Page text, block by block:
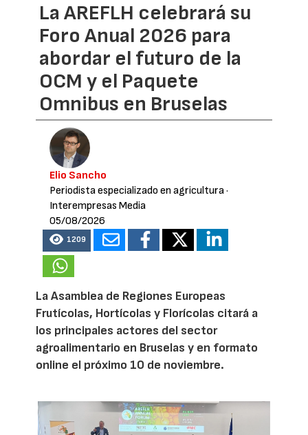
La AREFLH celebrará su
Foro Anual 2026 para
abordar el futuro de la
OCM y el Paquete
Omnibus en Bruselas
Elio Sancho
Periodista especializado en agricultura·
Interempresas Media
05/08/2026
1209
La Asamblea de Regiones Europeas
Frutícolas, Hortícolas y Florícolas citará a
los principales actores del sector
agroalimentario en Bruselas y en formato
online el próximo 10 de noviembre.